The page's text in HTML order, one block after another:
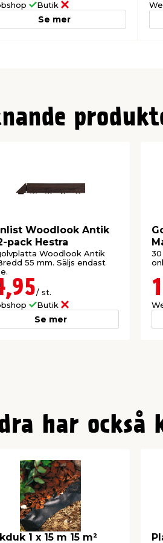
Butik
Se mer
Woodlook Antik
pack Hestra
Woodlook Antik
55 mm. Säljs endast
/ st.
Butik
Se mer
30
har också
1 x 15 m 15 m²